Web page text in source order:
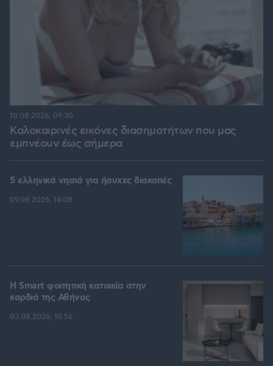
Καλοκαιρινές εικόνες διασημοτήτων που μας
εμπνέουν έως σήμερα
10.08.2026, 09:30
5 ελληνικά νησιά για ήσυχες διακοπές
09.08.2026, 14:08
Η Smart φοιτητική κατοικία στην
καρδιά της Αθήνας
03.08.2026, 10:56